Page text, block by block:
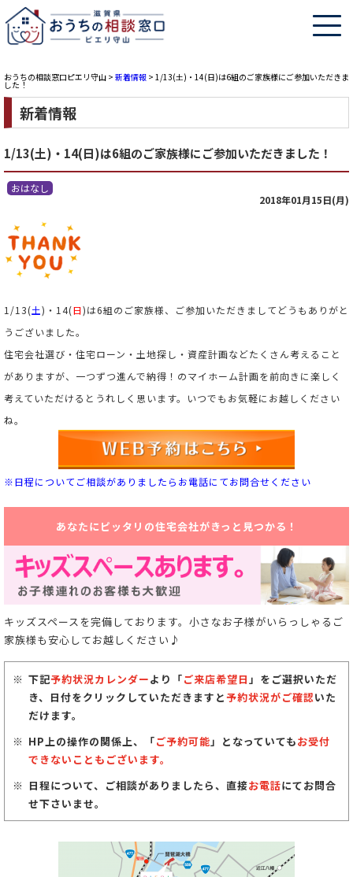
おうちの相談窓口ピエリ守山 > 新着情報 > 1/13(土)・14(日)は6組のご家族様にご参加いただきま
した！
新着情報
1/13(土)・14(日)は6組のご家族様にご参加いただきました！
おはなし
2018年01月15日(月)
1/13(土)・14(日)は6組のご家族様、ご参加いただきましてどうもありがと
うございました。
住宅会社選び・住宅ローン・土地探し・資産計画などたくさん考えること
がありますが、一つずつ進んで納得！のマイホーム計画を前向きに楽しく
考えていただけるとうれしく思います。
いつでもお気軽にお越しください
ね。
※日程についてご相談がありましたらお電話にてお問合せください
あなたにピッタリの住宅会社がきっと見つかる！
キッズスペースを完備しております。小さなお子様がいらっしゃるご
家族様も安心してお越しください♪
下記予約状況カレンダーより「ご来店希望日 」をご選択いただ
き、日付をクリックしていただきますと予約状況がご確認いた
だけます。
HP上の操作の関係上、「ご予約可能 」となっていてもお受付
できないこともございます。
日程について、ご相談がありましたら、直接お電話にてお問合
せ下さいませ。